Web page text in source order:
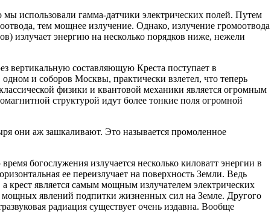
использовали гамма-датчики электрических полей. Путем
тем мощнее излучение. Однако, излучение громоотвода
излучает энергию на несколько порядков ниже, нежели
вертикальную составляющую Креста поступает в
и соборов Москвы, практически взлетел, что теперь
физики и квантовой механики является огромным
структурой идут более тонкие поля огромной
они аж зашкаливают. Это называется промоленное
богослужения излучается несколько киловатт энергии в
ее переизлучает на поверхность Земли. Ведь
крест является самым мощным излучателем электрических
мощных явлений подпитки жизненных сил на Земле. Другого
радиация существует очень издавна. Вообще